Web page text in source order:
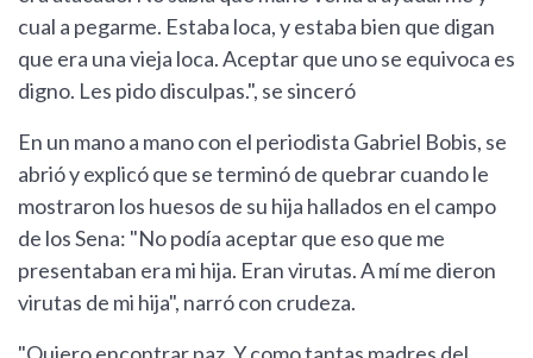
cual a pegarme. Estaba loca, y estaba bien que digan
que era una vieja loca. Aceptar que uno se equivoca es
digno. Les pido disculpas.", se sinceró
En un mano a mano con el periodista Gabriel Bobis, se
abrió y explicó que se terminó de quebrar cuando le
mostraron los huesos de su hija hallados en el campo
de los Sena: "No podía aceptar que eso que me
presentaban era mi hija. Eran virutas. A mí me dieron
virutas de mi hija", narró con crudeza.